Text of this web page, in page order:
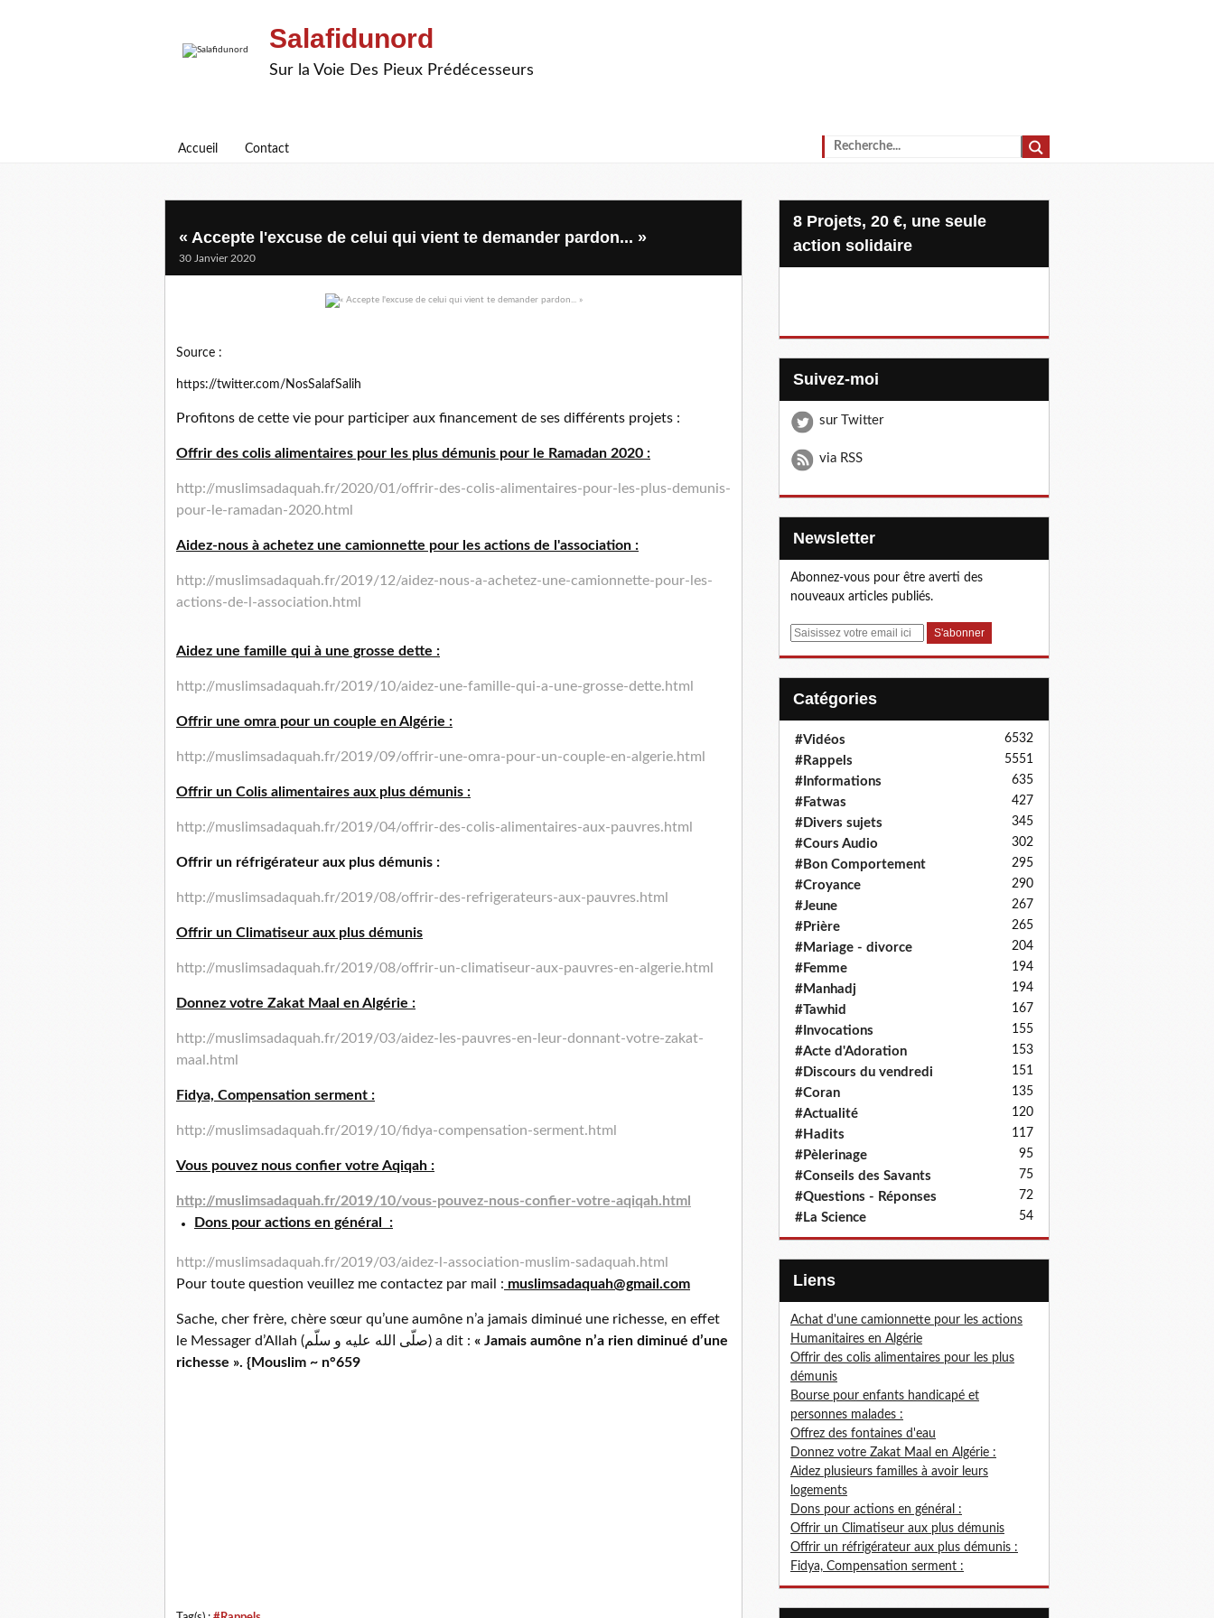
Salafidunord
Sur la Voie Des Pieux Prédécesseurs
Accueil Contact
« Accepte l'excuse de celui qui vient te demander pardon... »
30 Janvier 2020
Source :
https://twitter.com/NosSalafSalih
Profitons de cette vie pour participer aux financement de ses différents projets :
Offrir des colis alimentaires pour les plus démunis pour le Ramadan 2020 :
http://muslimsadaquah.fr/2020/01/offrir-des-colis-alimentaires-pour-les-plus-demunis-
pour-le-ramadan-2020.html
Aidez-nous à achetez une camionnette pour les actions de l'association :
http://muslimsadaquah.fr/2019/12/aidez-nous-a-achetez-une-camionnette-pour-les-
actions-de-l-association.html
Aidez une famille qui à une grosse dette :
http://muslimsadaquah.fr/2019/10/aidez-une-famille-qui-a-une-grosse-dette.html
Offrir une omra pour un couple en Algérie :
http://muslimsadaquah.fr/2019/09/offrir-une-omra-pour-un-couple-en-algerie.html
Offrir un Colis alimentaires aux plus démunis :
http://muslimsadaquah.fr/2019/04/offrir-des-colis-alimentaires-aux-pauvres.html
Offrir un réfrigérateur aux plus démunis :
http://muslimsadaquah.fr/2019/08/offrir-des-refrigerateurs-aux-pauvres.html
Offrir un Climatiseur aux plus démunis
http://muslimsadaquah.fr/2019/08/offrir-un-climatiseur-aux-pauvres-en-algerie.html
Donnez votre Zakat Maal en Algérie :
http://muslimsadaquah.fr/2019/03/aidez-les-pauvres-en-leur-donnant-votre-zakat-
maal.html
Fidya, Compensation serment :
http://muslimsadaquah.fr/2019/10/fidya-compensation-serment.html
Vous pouvez nous confier votre Aqiqah :
http://muslimsadaquah.fr/2019/10/vous-pouvez-nous-confier-votre-aqiqah.html
Dons pour actions en général
:
http://muslimsadaquah.fr/2019/03/aidez-l-association-muslim-sadaquah.html
Pour toute question veuillez me contactez par mail : muslimsadaquah@gmail.com
Sache, cher frère, chère sœur qu’une aumône n’a jamais diminué une richesse, en effet
le Messager d’Allah (صلّى الله عليه و سلّم) a dit : « Jamais aumône n’a rien diminué d’une
richesse ». {Mouslim ~ n°659
8 Projets, 20 €, une seule
action solidaire
Suivez-moi
sur Twitter
via RSS
Newsletter
Abonnez-vous pour être averti des
nouveaux articles publiés.
E
Catégories
#Vidéos 6532
#Rappels 5551
#Informations 635
#Fatwas 427
#Divers sujets 345
#Cours Audio 302
#Bon Comportement 295
#Croyance 290
#Jeune 267
#Prière 265
#Mariage - divorce 204
#Femme 194
#Manhadj 194
#Tawhid 167
#Invocations 155
#Acte d'Adoration 153
#Discours du vendredi 151
#Coran 135
#Actualité 120
#Hadits 117
#Pèlerinage 95
#Conseils des Savants 75
#Questions - Réponses 72
#La Science 54
Liens
Achat d'une camionnette pour les actions
Humanitaires en Algérie
Offrir des colis alimentaires pour les plus
démunis
Bourse pour enfants handicapé et
personnes malades :
Offrez des fontaines d'eau
Donnez votre Zakat Maal en Algérie :
Aidez plusieurs familles à avoir leurs
logements
Dons pour actions en général :
Offrir un Climatiseur aux plus démunis
Offrir un réfrigérateur aux plus démunis :
Fidya, Compensation serment :